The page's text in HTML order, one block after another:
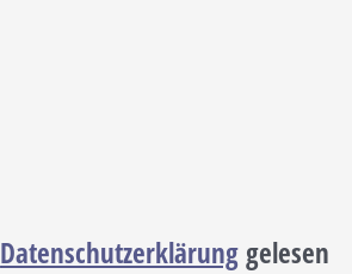
Datenschutzerklärunggelesen